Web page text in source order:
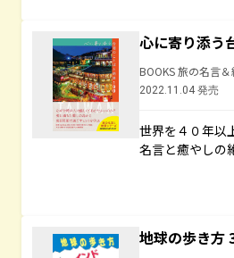
心に寄り添う
BOOKS 旅の名言＆
2022.11.04 発売
世界を４０年以
名言と癒やしの
地球の歩き方